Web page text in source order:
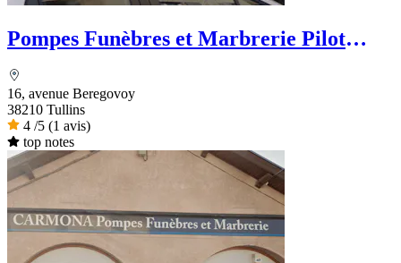
Pompes Funèbres et Marbrerie Pilot
16, avenue Beregovoy
38210 Tullins
4 /5 (1 avis)
top notes